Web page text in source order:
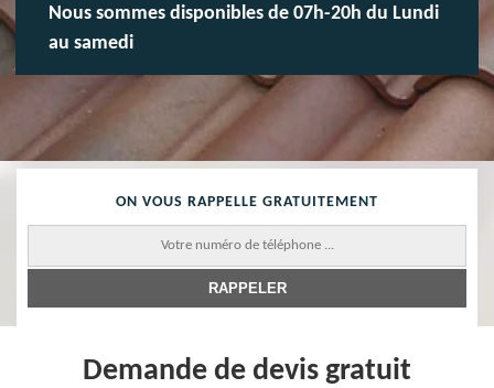
Nous sommes disponibles de 07h-20h du Lundi
au samedi
ON VOUS RAPPELLE GRATUITEMENT
Demande de devis gratuit